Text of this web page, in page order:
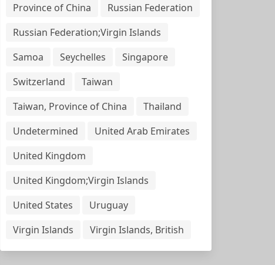
Province of China
Russian Federation
Russian Federation;Virgin Islands
Samoa
Seychelles
Singapore
Switzerland
Taiwan
Taiwan, Province of China
Thailand
Undetermined
United Arab Emirates
United Kingdom
United Kingdom;Virgin Islands
United States
Uruguay
Virgin Islands
Virgin Islands, British